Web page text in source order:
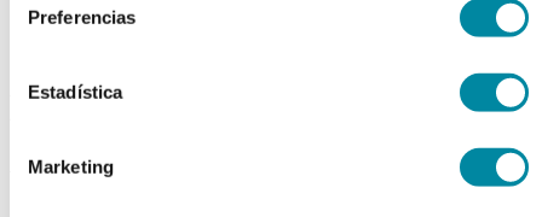
Preferencias
Estadística
Marketing
Esencias Naturales
Actualmente se encuentra en: